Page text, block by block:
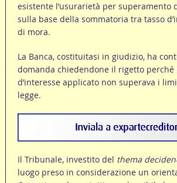
esistente l’usurarietà per superamento
sulla base della sommatoria tra tasso
di mora.
La Banca, costituitasi in giudizio, ha
domanda chiedendone il rigetto perché
d’interesse applicato non superava i
legge.
Il Tribunale, investito del thema
luogo preso in considerazione un